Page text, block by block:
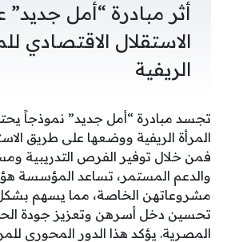
أثر مبادرة “أمل جديد”
الاستقلال الاقتصادي
الريفية
تجسد مبادرة “أمل جديد” نموذجاً
المرأة الريفية ووضعها على طريق
فمن خلال توفير الفرص التدريبية
والدعم المستمر، تساعد المؤسسة
مشروعاتهن الخاصة، مما يسهم
تحسين دخل أسرهن وتعزيز جودة
المصرية. يؤكد هذا الدور المحوري